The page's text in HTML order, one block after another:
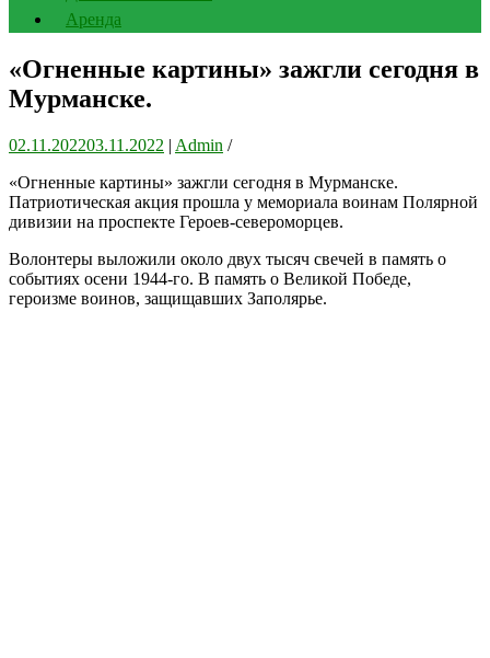
Аренда
«Огненные картины» зажгли сегодня в
Мурманске.
02.11.202203.11.2022 | Admin /
«Огненные картины» зажгли сегодня в Мурманске.
Патриотическая акция прошла у мемориала воинам Полярной
дивизии на проспекте Героев-североморцев.
Волонтеры выложили около двух тысяч свечей в память о
событиях осени 1944-го. В память о Великой Победе,
героизме воинов, защищавших Заполярье.